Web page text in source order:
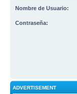
Nombre de Usuario:
Contraseña:
ADVERTISEMENT